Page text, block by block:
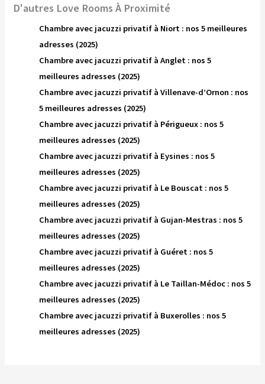
D'autres Love Rooms À Proximité
Chambre avec jacuzzi privatif à Niort : nos 5 meilleures
adresses (2025)
Chambre avec jacuzzi privatif à Anglet : nos 5
meilleures adresses (2025)
Chambre avec jacuzzi privatif à Villenave-d’Ornon : nos
5 meilleures adresses (2025)
Chambre avec jacuzzi privatif à Périgueux : nos 5
meilleures adresses (2025)
Chambre avec jacuzzi privatif à Eysines : nos 5
meilleures adresses (2025)
Chambre avec jacuzzi privatif à Le Bouscat : nos 5
meilleures adresses (2025)
Chambre avec jacuzzi privatif à Gujan-Mestras : nos 5
meilleures adresses (2025)
Chambre avec jacuzzi privatif à Guéret : nos 5
meilleures adresses (2025)
Chambre avec jacuzzi privatif à Le Taillan-Médoc : nos 5
meilleures adresses (2025)
Chambre avec jacuzzi privatif à Buxerolles : nos 5
meilleures adresses (2025)